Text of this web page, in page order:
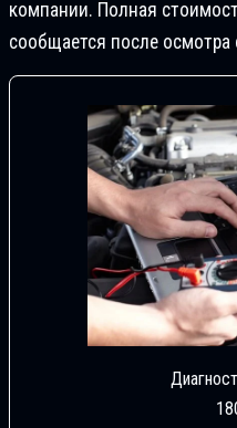
компании. Полная
сообщается после